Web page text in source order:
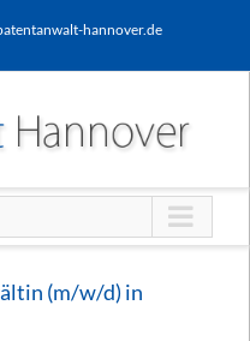
hannover.de
(m/w/d) in